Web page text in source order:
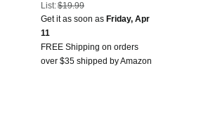
List:$19.99
Get it as soon as Friday, Apr
11
FREE Shipping on orders
over $35 shipped by Amazon